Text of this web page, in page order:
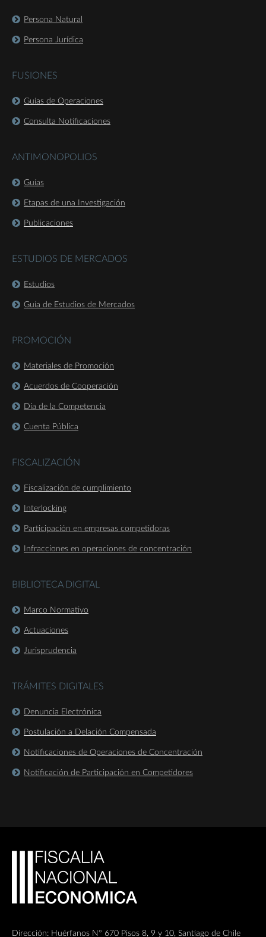
Persona Natural
Persona Jurídica
FUSIONES
Guías de Operaciones
Consulta Notificaciones
ANTIMONOPOLIOS
Guías
Etapas de una Investigación
Publicaciones
ESTUDIOS DE MERCADOS
Estudios
Guía de Estudios de Mercados
PROMOCIÓN
Materiales de Promoción
Acuerdos de Cooperación
Día de la Competencia
Cuenta Pública
FISCALIZACIÓN
Fiscalización de cumplimiento
Interlocking
Participación en empresas competidoras
Infracciones en operaciones de concentración
BIBLIOTECA DIGITAL
Marco Normativo
Actuaciones
Jurisprudencia
TRÁMITES DIGITALES
Denuncia Electrónica
Postulación a Delación Compensada
Notificaciones de Operaciones de Concentración
Notificación de Participación en Competidores
Dirección: Huérfanos Nº 670 Pisos 8, 9 y 10, Santiago de Chile